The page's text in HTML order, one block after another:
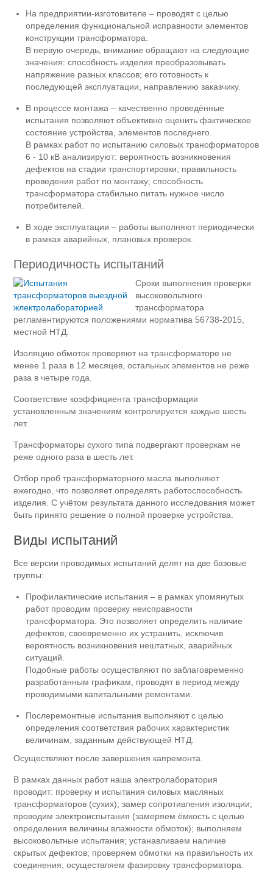
На предприятии-изготовителе – проводят с целью
определения функциональной исправности элементов
конструкции трансформатора.
В первую очередь, внимание обращают на следующие
значения: способность изделия преобразовывать
напряжение разных классов; его готовность к
последующей эксплуатации, направлению заказчику.
В процессе монтажа – качественно проведённые
испытания позволяют объективно оценить фактическое
состояние устройства, элементов последнего.
В рамках работ по испытанию силовых трансформаторов
6 - 10 кВ анализируют: вероятность возникновения
дефектов на стадии транспортировки; правильность
проведения работ по монтажу; способность
трансформатора стабильно питать нужное число
потребителей.
В ходе эксплуатации – работы выполняют периодически
в рамках аварийных, плановых проверок.
Периодичность испытаний
Сроки выполнения проверки
высоковольтного
трансформатора
регламентируются положениями норматива 56738-2015,
местной НТД.
Изоляцию обмоток проверяют на трансформаторе не
менее 1 раза в 12 месяцев, остальных элементов не реже
раза в четыре года.
Соответствие коэффициента трансформации
установленным значениям контролируется каждые шесть
лет.
Трансформаторы сухого типа подвергают проверкам не
реже одного раза в шесть лет.
Отбор проб трансформаторного масла выполняют
ежегодно, что позволяет определять работоспособность
изделия. С учётом результата данного исследования может
быть принято решение о полной проверке устройства.
Виды испытаний
Все версии проводимых испытаний делят на две базовые
группы:
Профилактические испытания – в рамках упомянутых
работ проводим проверку неисправности
трансформатора. Это позволяет определить наличие
дефектов, своевременно их устранить, исключив
вероятность возникновения нештатных, аварийных
ситуаций.
Подобные работы осуществляют по заблаговременно
разработанным графикам, проводят в период между
проводимыми капитальными ремонтами.
Послеремонтные испытания выполняют с целью
определения соответствия рабочих характеристик
величинам, заданным действующей НТД.
Осуществляют после завершения капремонта.
В рамках данных работ наша электролаборатория
проводит: проверку и испытания силовых масляных
трансформаторов (сухих); замер сопротивления изоляции;
проводим электроиспытания (замеряем ёмкость с целью
определения величины влажности обмоток); выполняем
высоковольтные испытания; устанавливаем наличие
скрытых дефектов; проверяем обмотки на правильность их
соединения; осуществляем фазировку трансформатора.